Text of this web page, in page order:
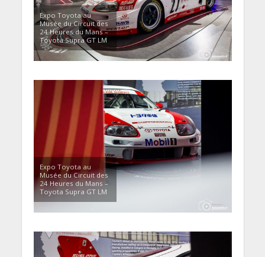
Expo Toyota au
Musée du Circuit des
24 Heures du Mans –
Toyota Supra GT LM
Expo Toyota au
Musée du Circuit des
24 Heures du Mans –
Toyota Supra GT LM